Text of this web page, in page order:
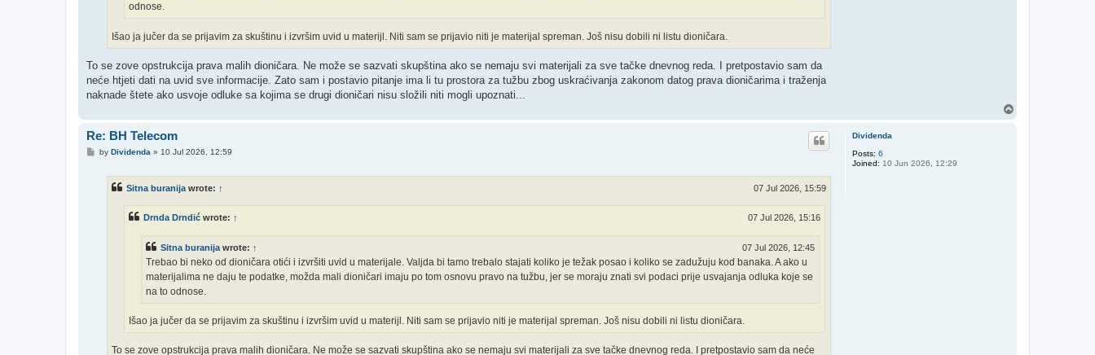
odnose.
Išao ja jučer da se prijavim za skuštinu i izvršim uvid u materijl. Niti sam se prijavio niti je materijal spreman. Još nisu dobili ni listu dioničara.
To se zove opstrukcija prava malih dioničara. Ne može se sazvati skupština ako se nemaju svi materijali za sve tačke dnevnog reda. I pretpostavio sam da
neće htjeti dati na uvid sve informacije. Zato sam i postavio pitanje ima li tu prostora za tužbu zbog uskraćivanja zakonom datog prava dioničarima i traženja
naknade štete ako usvoje odluke sa kojima se drugi dioničari nisu složili niti mogli upoznati...
Dividenda
Posts: 6
Joined: 10 Jun 2026, 12:29
Re: BH Telecom
Pby Dividenda » 10 Jul 2026, 12:59
Sitna buranija wrote: ↑ 07 Jul 2026, 15:59
Drnda Drndić wrote: ↑ 07 Jul 2026, 15:16
Sitna buranija wrote: ↑ 07 Jul 2026, 12:45
Trebao bi neko od dioničara otići i izvršiti uvid u materijale. Valjda bi tamo trebalo stajati koliko je težak posao i koliko se zadužuju kod banaka. A ako u
materijalima ne daju te podatke, možda mali dioničari imaju po tom osnovu pravo na tužbu, jer se moraju znati svi podaci prije usvajanja odluka koje se
na to odnose.
Išao ja jučer da se prijavim za skuštinu i izvršim uvid u materijl. Niti sam se prijavio niti je materijal spreman. Još nisu dobili ni listu dioničara.
To se zove opstrukcija prava malih dioničara. Ne može se sazvati skupština ako se nemaju svi materijali za sve tačke dnevnog reda. I pretpostavio sam da neće